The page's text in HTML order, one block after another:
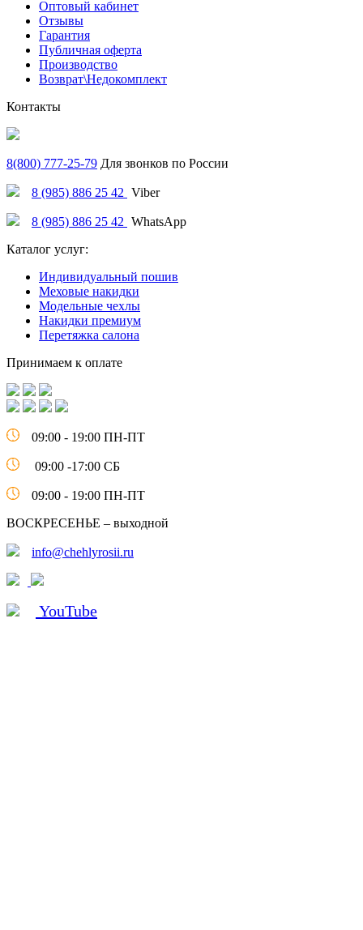
Оптовый кабинет
Отзывы
Гарантия
Публичная оферта
Производство
Возврат\Недокомплект
Контакты
8(800) 777-25-79 Для звонков по России
8 (985) 886 25 42 Viber
8 (985) 886 25 42 WhatsApp
Каталог услуг:
Индивидуальный пошив
Меховые накидки
Модельные чехлы
Накидки премиум
Перетяжка салона
Принимаем к оплате
09:00 - 19:00 ПН-ПТ
09:00 -17:00 СБ
09:00 - 19:00 ПН-ПТ
ВОСКРЕСЕНЬЕ – выходной
info@chehlyrosii.ru
YouTube